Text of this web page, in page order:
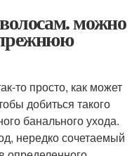
можно
то просто, как может
добиться такого
банального ухода.
нередко сочетаемый